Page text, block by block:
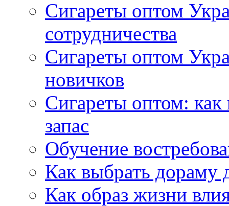
Сигареты оптом
сотрудничества
Сигареты оптом
новичков
Сигареты оптом:
запас
Обучение
Как выбрать дораму
Как образ жизни